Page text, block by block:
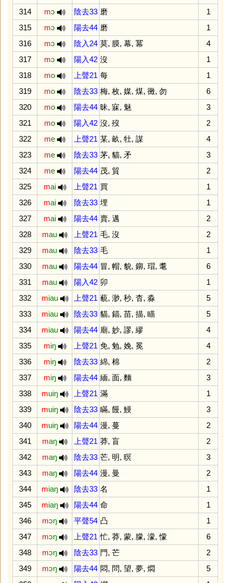
314 mɔ 陰去33 磨
1
315
mɔ 陽去44 磨
1
316
mɔ 陰入24 莫, 膜, 幕, 冪
4
317
mɔ 陽入42 沒
1
318
mo 上聲21 每
1
319
mo 陰去33 梅, 枚, 媒, 煤, 黴, 勿
6
320
mo 陽去44 昧, 寐, 魅
3
321
mo 陽入42 沒, 歿
2
322
me 上聲21 某, 畝, 牡, 謀
4
323
me 陰去33 茅, 貓, 矛
3
324
me 陽去44 茂, 貿
2
325
mai 上聲21 買
1
326
mai 陰去33 埋
1
327
mai 陽去44 賣, 邁
2
328
mau 上聲21 毛, 沒
2
329
mau 陰去33 毛
1
330
mau 陽去44 冒, 帽, 貌, 鉚, 瑁, 耄
6
331
mau 陽入42 卯
1
332
miau 上聲21 藐, 渺, 秒, 杳, 淼
5
333
miau 陰去33 貓, 錨, 苗, 描, 瞄
5
334
miau 陽去44 廟, 妙, 謬, 繆
4
335
miŋ 上聲21 免, 勉, 娩, 冕
4
336
miŋ 陰去33 綿, 棉
2
337
miŋ 陽去44 緬, 面, 麵
3
338
muiŋ 上聲21 滿
1
339
muiŋ 陰去33 瞞, 饅, 鰻
3
340
muiŋ 陽去44 漫, 蔓
2
341
maŋ 上聲21 莽, 盲
2
342
maŋ 陰去33 芒, 明, 暝
3
343
maŋ 陽去44 漫, 曼
2
344
miaŋ 陰去33 名
1
345
miaŋ 陽去44 命
1
346
mɔŋ 平聲54 凸
1
347
mɔŋ 上聲21 忙, 莽, 蒙, 朦, 濛,懞
6
348
mɔŋ 陰去33 門, 芒
2
349
mɔŋ 陽去44 悶, 問, 望, 夢, 燜
5